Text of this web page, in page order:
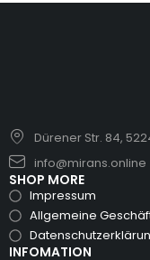
Dürener Str. 84,
info@mirans.online
SHOP MORE
Impressum
Allgemeine
INFOMATION